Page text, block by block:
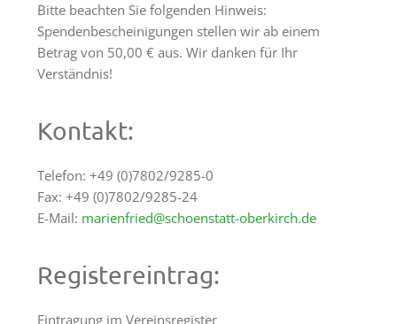
Gastronomie
Räumlichkeiten
Haus
Lage
Anfrage
Was
Bitte beachten Sie folgenden Hinweis:
Spendenbescheinigungen stellen wir ab einem
Betrag von 50,00 € aus. Wir danken für Ihr
Verständnis!
Kontakt:
Telefon: +49 (0)7802/9285-0
Fax: +49 (0)7802/9285-24
E-Mail: marienfried@schoenstatt-oberkirch.de
Registereintrag:
Eintragung im Vereinsregister